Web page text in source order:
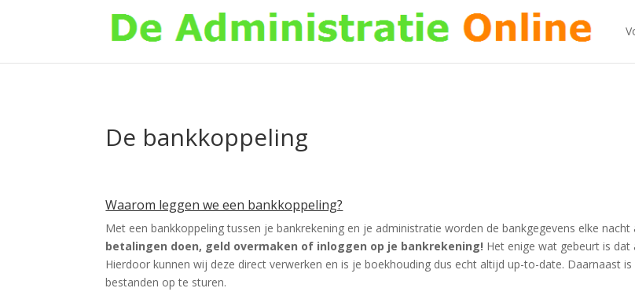
De bankkoppeling
Waarom leggen we een bankkoppeling?
Met een bankkoppeling tussen je bankrekening en je administratie worden de bankgegevens elke
betalingen doen, geld overmaken of inloggen op je bankrekening! Het enige wat gebeurt is
Hierdoor kunnen wij deze direct verwerken en is je boekhouding dus echt altijd up-to-date. Daarnaast
bestanden op te sturen.